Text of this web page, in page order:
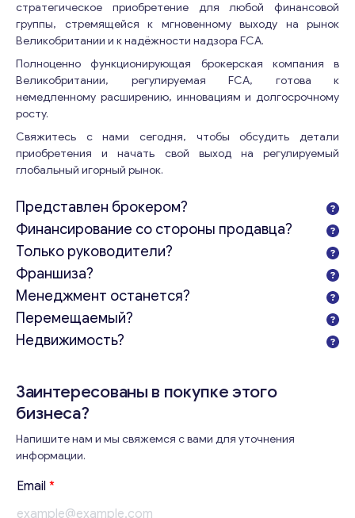
Свяжитесь со мной
стратегическое приобретение для любой финансовой
группы, стремящейся к мгновенному выходу на рынок
Великобритании и к надёжности надзора FCA.
Полноценно функционирующая брокерская компания в
Великобритании, регулируемая FCA, готова к
немедленному расширению, инновациям и долгосрочному
росту.
Свяжитесь с нами сегодня, чтобы обсудить детали
приобретения и начать свой выход на регулируемый
глобальный игорный рынок.
Представлен брокером?
Финансирование со стороны продавца?
Только руководители?
Франшиза?
Менеджмент останется?
Перемещаемый?
Недвижимость?
Заинтересованы в покупке этого
бизнеса?
Напишите нам и мы свяжемся с вами для уточнения
информации.
Email *